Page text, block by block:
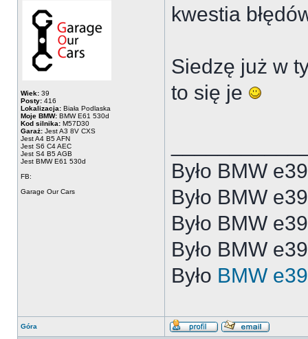
Wiek: 39
Posty: 416
Lokalizacja: Biała Podlaska
Moje BMW: BMW E61 530d
Kod silnika: M57D30
Garaż: Jest A3 8V CXS
Jest A4 B5 AFN
Jest S6 C4 AEC
Jest S4 B5 AGB
Jest BMW E61 530d
FB:
Garage Our Cars
kwestia
Siedzę już w
to się je
Było BMW
Było BMW
Było BMW
Było BMW
Było BMW
Góra